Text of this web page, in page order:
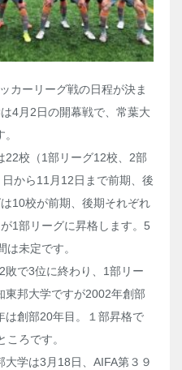
カーリーグ戦の日程が決ま
4月2日の開幕戦で、常葉大
校（1部リーグ12校、2部
から11月12日まで前期、後
10校が前期、後期それぞれ
1部リーグに昇格します。5
未定です。
で3位に終わり、1部リー
東邦大学ですが2002年創部
は創部20年目。１部昇格で
ろです。
学は3月18日、AIFA第３９